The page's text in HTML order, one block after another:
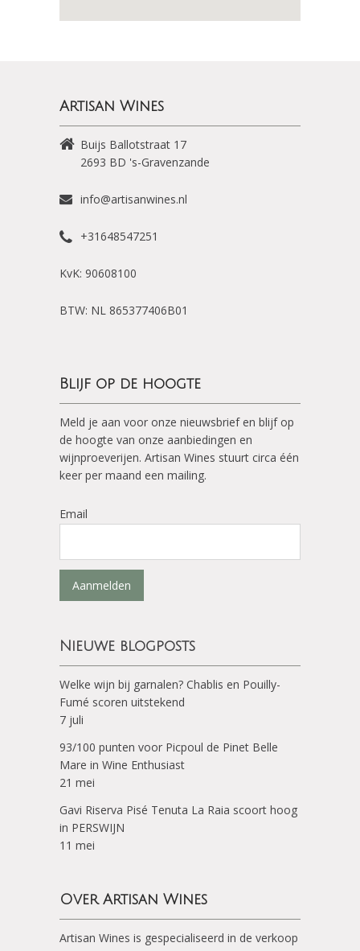
Artisan Wines
Buijs Ballotstraat 17
2693 BD 's-Gravenzande
info@artisanwines.nl
+31648547251
KvK: 90608100
BTW: NL 865377406B01
Blijf op de hoogte
Meld je aan voor onze nieuwsbrief en blijf op
de hoogte van onze aanbiedingen en
wijnproeverijen. Artisan Wines stuurt circa één
keer per maand een mailing.
Email
Aanmelden
Nieuwe blogposts
Welke wijn bij garnalen? Chablis en Pouilly-
Fumé scoren uitstekend
7 juli
93/100 punten voor Picpoul de Pinet Belle
Mare in Wine Enthusiast
21 mei
Gavi Riserva Pisé Tenuta La Raia scoort hoog
in PERSWIJN
11 mei
Over Artisan Wines
Artisan Wines is gespecialiseerd in de verkoop